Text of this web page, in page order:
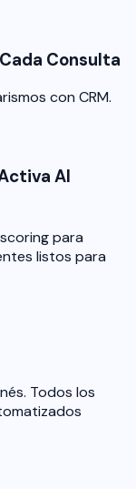
Consulta
con CRM.
AI
para
listos para
Todos los